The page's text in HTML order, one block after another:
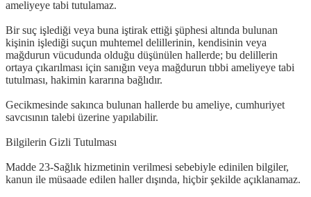
ameliyeye tabi tutulamaz.
Bir suç işlediği veya buna iştirak ettiği şüphesi altında bulunan
kişinin işlediği suçun muhtemel delillerinin, kendisinin veya
mağdurun vücudunda olduğu düşünülen hallerde; bu delillerin
ortaya çıkarılması için sanığın veya mağdurun tıbbi ameliyeye tabi
tutulması, hakimin kararına bağlıdır.
Gecikmesinde sakınca bulunan hallerde bu ameliye, cumhuriyet
savcısının talebi üzerine yapılabilir.
Bilgilerin Gizli Tutulması
Madde 23-Sağlık hizmetinin verilmesi sebebiyle edinilen bilgiler,
kanun ile müsaade edilen haller dışında, hiçbir şekilde açıklanamaz.